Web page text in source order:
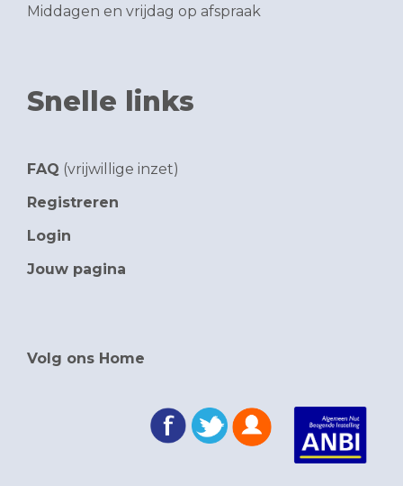
Middagen en vrijdag op afspraak
Snelle links
FAQ (vrijwillige inzet)
Registreren
Login
Jouw pagina
Volg ons Home